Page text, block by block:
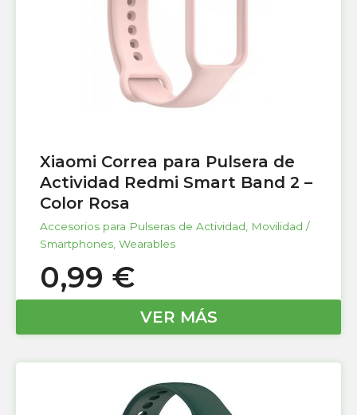
Xiaomi Correa para Pulsera de
Actividad Redmi Smart Band 2 –
Color Rosa
Accesorios para Pulseras de Actividad
Movilidad /
Smartphones Wearables
0,99 €
VER MÁS